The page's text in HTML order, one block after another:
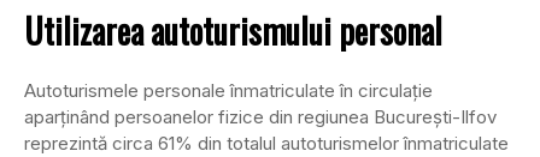
Utilizarea autoturismului personal
Autoturismele personale înmatriculate în circulaţie
aparţinând persoanelor fizice din regiunea Bucureşti-Ilfov
reprezintă circa 61% din totalul autoturismelor înmatriculate